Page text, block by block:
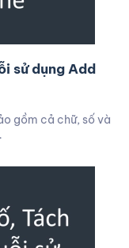
sử dụng Add
gồm cả chữ, số và